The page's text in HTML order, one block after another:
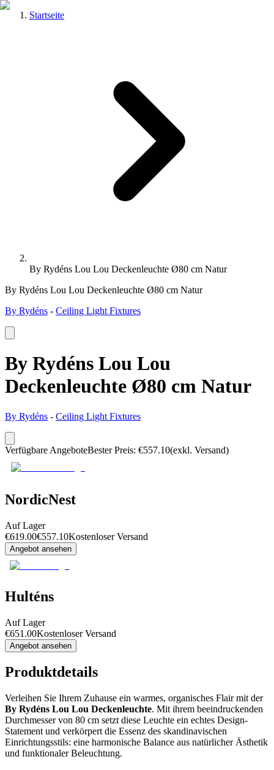
Startseite
By Rydéns Lou Lou Deckenleuchte Ø80 cm Natur
By Rydéns Lou Lou Deckenleuchte Ø80 cm Natur
By Rydéns - Ceiling Light Fixtures
By Rydéns Lou Lou
Deckenleuchte Ø80 cm Natur
By Rydéns - Ceiling Light Fixtures
Verfügbare AngeboteBester Preis: €557.10(exkl. Versand)
NordicNest
Auf Lager
€619.00€557.10Kostenloser Versand
Angebot ansehen
Hulténs
Auf Lager
€651.00Kostenloser Versand
Angebot ansehen
Produktdetails
Verleihen Sie Ihrem Zuhause ein warmes, organisches Flair mit der
By Rydéns Lou Lou Deckenleuchte. Mit ihrem beeindruckenden
Durchmesser von 80 cm setzt diese Leuchte ein echtes Design-
Statement und verkörpert die Essenz des skandinavischen
Einrichtungsstils: eine harmonische Balance aus natürlicher Ästhetik
und funktionaler Beleuchtung.